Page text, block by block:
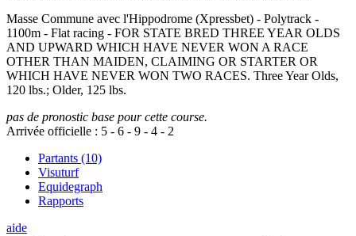
Masse Commune avec l'Hippodrome (Xpressbet) - Polytrack -
1100m - Flat racing - FOR STATE BRED THREE YEAR OLDS
AND UPWARD WHICH HAVE NEVER WON A RACE
OTHER THAN MAIDEN, CLAIMING OR STARTER OR
WHICH HAVE NEVER WON TWO RACES. Three Year Olds,
120 lbs.; Older, 125 lbs.
pas de pronostic base pour cette course.
Arrivée officielle : 5 - 6 - 9 - 4 - 2
Partants (10)
Visuturf
Equidegraph
Rapports
aide